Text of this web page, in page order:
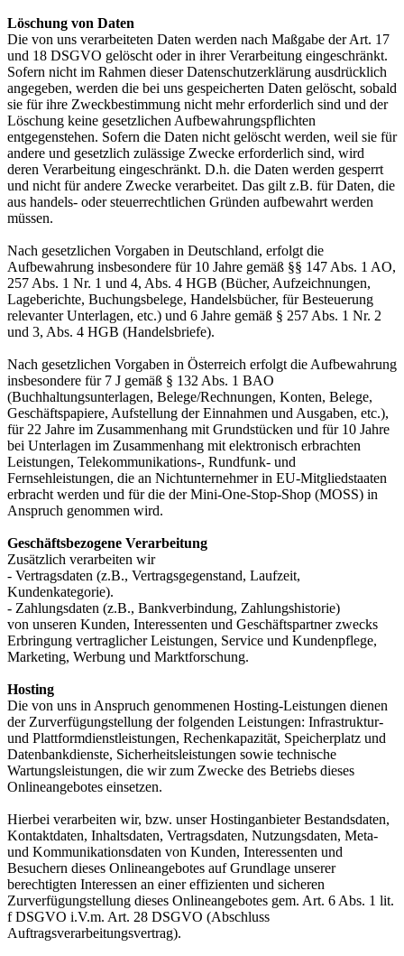
Löschung von Daten
Die von uns verarbeiteten Daten werden nach Maßgabe der Art. 17
und 18 DSGVO gelöscht oder in ihrer Verarbeitung eingeschränkt.
Sofern nicht im Rahmen dieser Datenschutzerklärung ausdrücklich
angegeben, werden die bei uns gespeicherten Daten gelöscht, sobald
sie für ihre Zweckbestimmung nicht mehr erforderlich sind und der
Löschung keine gesetzlichen Aufbewahrungspflichten
entgegenstehen. Sofern die Daten nicht gelöscht werden, weil sie für
andere und gesetzlich zulässige Zwecke erforderlich sind, wird
deren Verarbeitung eingeschränkt. D.h. die Daten werden gesperrt
und nicht für andere Zwecke verarbeitet. Das gilt z.B. für Daten, die
aus handels- oder steuerrechtlichen Gründen aufbewahrt werden
müssen.
Nach gesetzlichen Vorgaben in Deutschland, erfolgt die
Aufbewahrung insbesondere für 10 Jahre gemäß §§ 147 Abs. 1 AO,
257 Abs. 1 Nr. 1 und 4, Abs. 4 HGB (Bücher, Aufzeichnungen,
Lageberichte, Buchungsbelege, Handelsbücher, für Besteuerung
relevanter Unterlagen, etc.) und 6 Jahre gemäß § 257 Abs. 1 Nr. 2
und 3, Abs. 4 HGB (Handelsbriefe).
Nach gesetzlichen Vorgaben in Österreich erfolgt die Aufbewahrung
insbesondere für 7 J gemäß § 132 Abs. 1 BAO
(Buchhaltungsunterlagen, Belege/Rechnungen, Konten, Belege,
Geschäftspapiere, Aufstellung der Einnahmen und Ausgaben, etc.),
für 22 Jahre im Zusammenhang mit Grundstücken und für 10 Jahre
bei Unterlagen im Zusammenhang mit elektronisch erbrachten
Leistungen, Telekommunikations-, Rundfunk- und
Fernsehleistungen, die an Nichtunternehmer in EU-Mitgliedstaaten
erbracht werden und für die der Mini-One-Stop-Shop (MOSS) in
Anspruch genommen wird.
Geschäftsbezogene Verarbeitung
Zusätzlich verarbeiten wir
- Vertragsdaten (z.B., Vertragsgegenstand, Laufzeit,
Kundenkategorie).
- Zahlungsdaten (z.B., Bankverbindung, Zahlungshistorie)
von unseren Kunden, Interessenten und Geschäftspartner zwecks
Erbringung vertraglicher Leistungen, Service und Kundenpflege,
Marketing, Werbung und Marktforschung.
Hosting
Die von uns in Anspruch genommenen Hosting-Leistungen dienen
der Zurverfügungstellung der folgenden Leistungen: Infrastruktur-
und Plattformdienstleistungen, Rechenkapazität, Speicherplatz und
Datenbankdienste, Sicherheitsleistungen sowie technische
Wartungsleistungen, die wir zum Zwecke des Betriebs dieses
Onlineangebotes einsetzen.
Hierbei verarbeiten wir, bzw. unser Hostinganbieter Bestandsdaten,
Kontaktdaten, Inhaltsdaten, Vertragsdaten, Nutzungsdaten, Meta-
und Kommunikationsdaten von Kunden, Interessenten und
Besuchern dieses Onlineangebotes auf Grundlage unserer
berechtigten Interessen an einer effizienten und sicheren
Zurverfügungstellung dieses Onlineangebotes gem. Art. 6 Abs. 1 lit.
f DSGVO i.V.m. Art. 28 DSGVO (Abschluss
Auftragsverarbeitungsvertrag).